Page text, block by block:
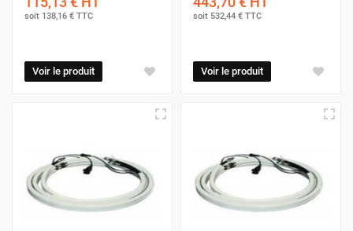
soit 138,16 € TTC
Voir le produit
soit 532,44 € TTC
Voir le produit